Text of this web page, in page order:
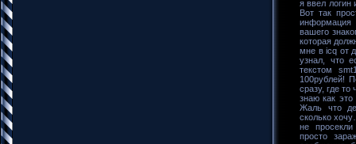
я ввел логин
Вот так
вашего
которая
мне в icq от
узнал, что
текстом
100рублей!
сразу, где
знаю как
Жаль что
сколько
не
просто